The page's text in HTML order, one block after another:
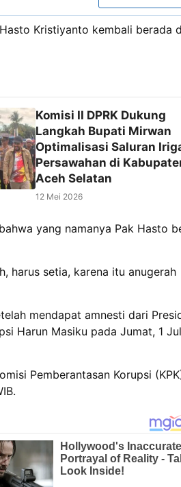
Kristiyanto kembali berada
Komisi II DPRK Dukung
Langkah Bupati Mirwan
Optimalisasi Saluran
Persawahan di
Aceh Selatan
12 Mei 2026
yang namanya Pak Hasto
harus setia, karena itu anugerah
mendapat amnesti dari
Harun Masiku pada Jumat, 1
Pemberantasan Korupsi